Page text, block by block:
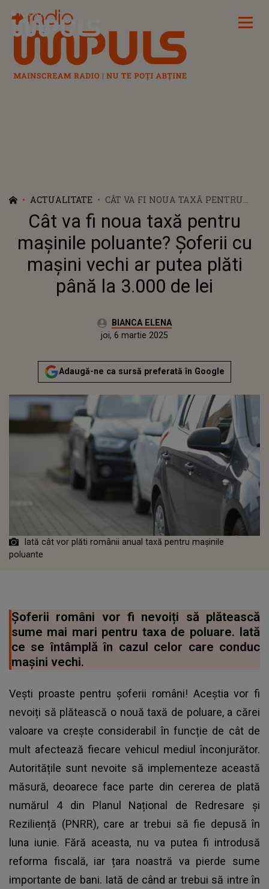
Radio Impuls
ACTUALITATE
CÂT VA FI NOUA TAXĂ PENTRU
MAȘINILE POLUANTE? ȘOFERII CU
MAȘINI VECHI AR PUTEA PLĂTI
PÂNĂ LA 3.000 DE LEI
Cât va fi noua taxă pentru
mașinile poluante? Șoferii cu
mașini vechi ar putea plăti
până la 3.000 de lei
Autor:BIANCA ELENA
Publicat:
joi, 6 martie 2025
Adaugă-ne ca sursă preferată în Google
Iată cât vor plăti românii anual taxă pentru mașinile
poluante
Șoferii români vor fi nevoiți să plătească
sume mai mari pentru taxa de poluare. Iată
ce se întâmplă în cazul celor care conduc
mașini vechi.
Vești proaste pentru șoferii români! Aceștia vor fi
nevoiți să plătească o nouă taxă de poluare, a cărei
valoare va crește considerabil în funcție de cât de
mult afectează fiecare vehicul mediul înconjurător.
Autoritățile sunt nevoite să implementeze această
măsură, deoarece face parte din cererea de plată
numărul 4 din Planul Național de Redresare și
Reziliență (PNRR), care ar trebui să fie depusă în
luna iunie. Fără aceasta, nu va putea fi introdusă
reforma fiscală, iar țara noastră va pierde sume
importante de bani. Iată de când ar trebui să intre în